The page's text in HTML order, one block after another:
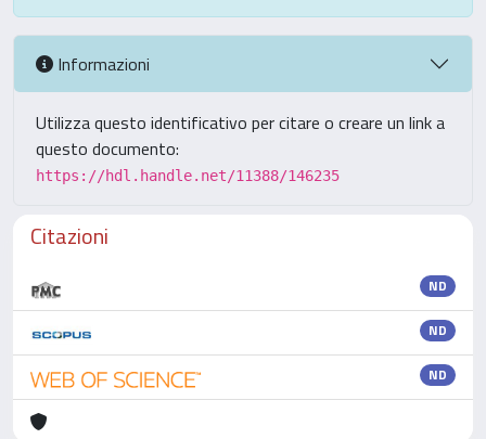
Informazioni
Utilizza questo identificativo per citare o creare un link a
questo documento:
https://hdl.handle.net/11388/146235
Citazioni
ND
ND
ND